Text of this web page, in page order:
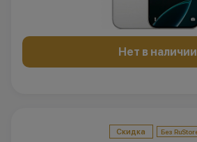
Нет в наличии
Скидка